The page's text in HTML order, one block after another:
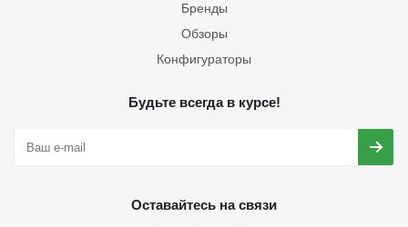
Бренды
Обзоры
Конфигураторы
Будьте всегда в курсе!
Оставайтесь на связи